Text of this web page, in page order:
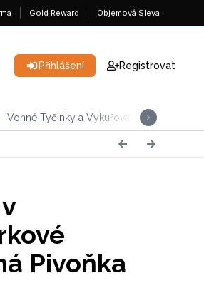
Gold Reward Objemová Sleva
Přihlášení Registrovat
Vonné Tyčinky a Vykuřovadla
Pivoňka